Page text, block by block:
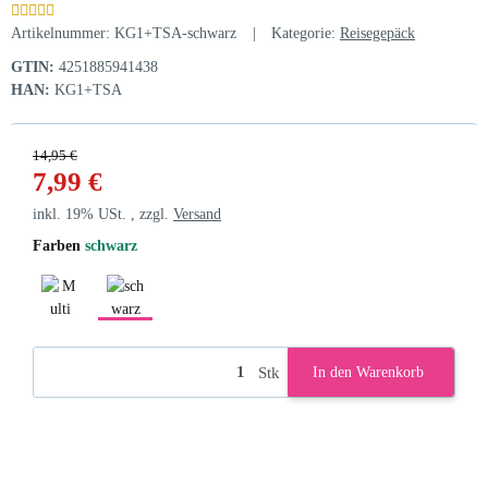
Artikelnummer: KG1+TSA-schwarz Kategorie: Reisegepäck
GTIN: 4251885941438
HAN: KG1+TSA
14,95 €
7,99 €
inkl. 19% USt. , zzgl. Versand
Farben schwarz
Stk In den Warenkorb